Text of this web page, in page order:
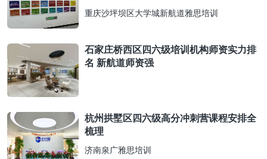
重庆沙坪坝区大学城新航道雅思培训
石家庄桥西区四六级培训机构师资实力排
名 新航道师资强
杭州拱墅区四六级高分冲刺营课程安排全
梳理
济南泉广雅思培训